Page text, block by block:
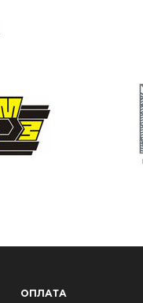
ОПЛАТА